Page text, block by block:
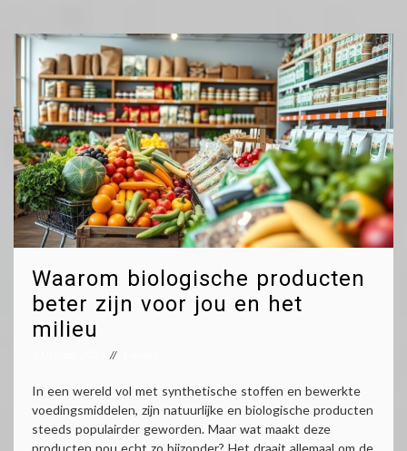
Waarom biologische producten
beter zijn voor jou en het
milieu
In een wereld vol met synthetische stoffen en bewerkte
voedingsmiddelen, zijn natuurlijke en biologische producten
steeds populairder geworden. Maar wat maakt deze
producten nou echt zo bijzonder? Het draait allemaal om de